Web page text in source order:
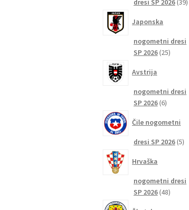
dresi SP 2026 39
Japonska
nogometni dresi
SP 2026 2525
Avstrija
nogometni dresi
SP 2026 66
Čile nogometni
dresi SP 2026 55
Hrvaška
nogometni dresi
SP 2026 4848